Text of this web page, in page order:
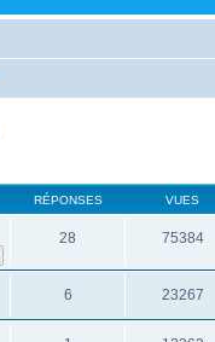
RÉPONSES VUES
28 75384
6 23267